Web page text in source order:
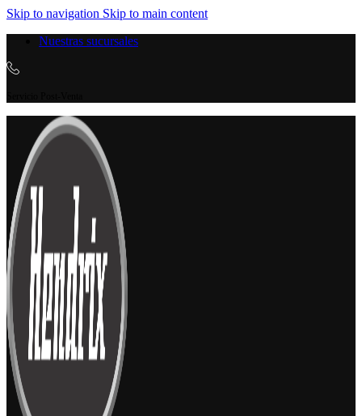
Skip to navigation Skip to main content
Nuestras sucursales